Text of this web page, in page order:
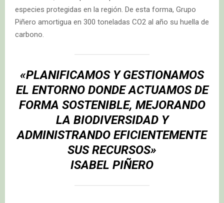
especies protegidas en la región. De esta forma, Grupo
Piñero amortigua en 300 toneladas CO2 al año su huella de
carbono.
«PLANIFICAMOS Y GESTIONAMOS
EL ENTORNO DONDE ACTUAMOS DE
FORMA SOSTENIBLE, MEJORANDO
LA BIODIVERSIDAD Y
ADMINISTRANDO EFICIENTEMENTE
SUS RECURSOS»
ISABEL PIÑERO